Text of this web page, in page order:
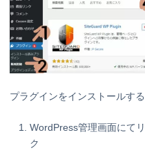
プラグインをインストールする
WordPress管理画面にて
ク